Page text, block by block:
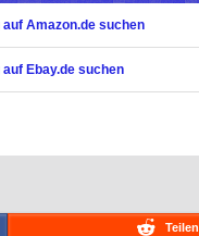
Amazon.de suchen
Ebay.de suchen
Teilen